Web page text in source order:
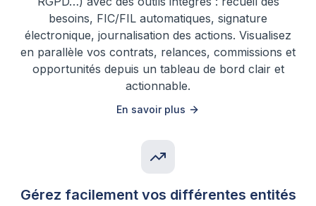
besoins, FIC/FIL automatiques, signature
électronique, journalisation des actions. Visualisez
en parallèle vos contrats, relances, commissions et
opportunités depuis un tableau de bord clair et
actionnable.
En savoir plus
Gérez facilement vos différentes entités